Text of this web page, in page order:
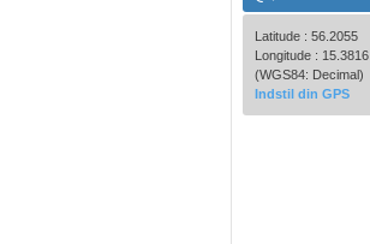
Latitude : 56.2055
Longitude : 15.3816
(WGS84: Decimal)
Indstil din GPS